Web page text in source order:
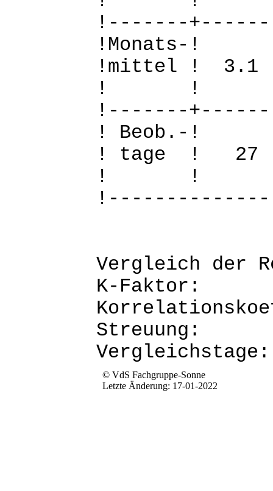
!-------
!mittel ! 3.1
!
!-------
!
! tage !
!
Vergleich der
K-
© VdS Fachgruppe-Sonne
Letzte Änderung: 17-01-2022